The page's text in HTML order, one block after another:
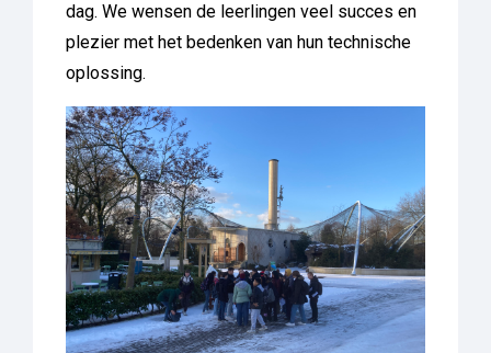
dag. We wensen de leerlingen veel succes en
plezier met het bedenken van hun technische
oplossing.